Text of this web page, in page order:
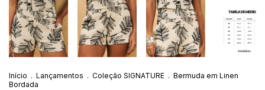
Início . Lançamentos . Coleção SIGNATURE . Bermuda em Linen
Bordada